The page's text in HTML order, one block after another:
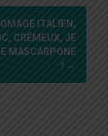
ITALIEN,
CRÉMEUX, JE
MASCARPONE
! →